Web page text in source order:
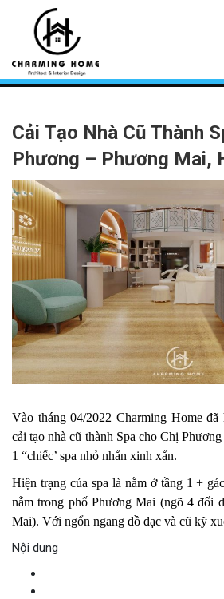
Cải Tạo Nhà Cũ Thành
Phương – Phương Mai,
Vào tháng 04/2022 Charming Home
cải tạo nhà cũ thành Spa cho Chị
1 “chiếc’ spa nhỏ nhắn xinh xắn.
Hiện trạng của spa là nằm ở tầng 1 +
nằm trong phố Phương Mai (ngõ 4 đối
Mai). Với ngổn ngang đồ đạc và cũ kỹ
Nội dung